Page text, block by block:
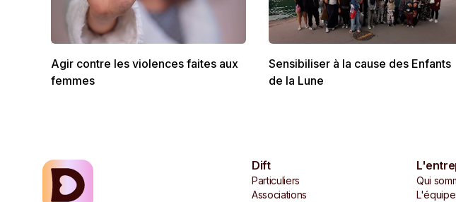
Agir contre les violences faites aux
femmes
Sensibiliser à la cause des Enfants
de la Lune
Dift
Particuliers
Associations
Qui
L'équipe